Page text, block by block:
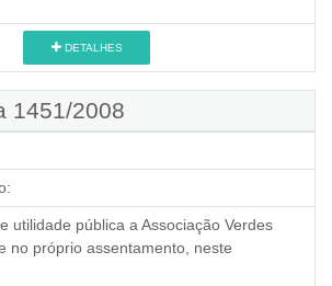
DETALHES
1451/2008
utilidade pública a Associação Verdes
no próprio assentamento, neste